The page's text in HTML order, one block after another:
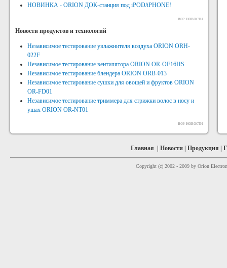
НОВИНКА - ORION ДОК-станция под iPOD/iPHONE!
все новости
Новости продуктов и технологий
Независимое тестирование увлажнителя воздуха ORION ORH-
022F
Независимое тестирование вентилятора ORION OR-OF16HS
Независимое тестирование блендера ORION ORB-013
Независимое тестирование сушки для овощей и фруктов ORION
OR-FD01
Независимое тестирование триммера для стрижки волос в носу и
ушах ORION OR-NT01
все новости
Главная Новости Продукция
Copyright (c) 2002 - 2009 by Orion